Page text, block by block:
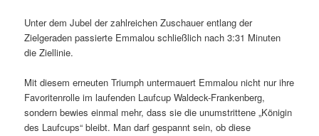
Unter dem Jubel der zahlreichen Zuschauer entlang der
Zielgeraden passierte Emmalou schließlich nach 3:31 Minuten
die Ziellinie.
Mit diesem erneuten Triumph untermauert Emmalou nicht nur ihre
Favoritenrolle im laufenden Laufcup Waldeck-Frankenberg,
sondern bewies einmal mehr, dass sie die unumstrittene „Königin
des Laufcups“ bleibt. Man darf gespannt sein, ob diese